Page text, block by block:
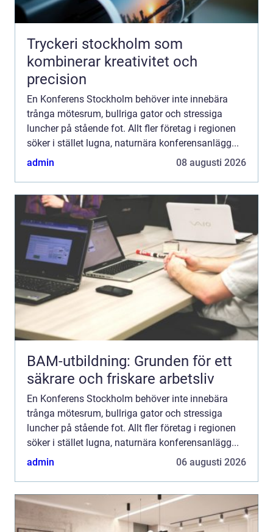
Tryckeri stockholm som
kombinerar kreativitet och
precision
En Konferens Stockholm behöver inte innebära
trånga mötesrum, bullriga gator och stressiga
luncher på stående fot. Allt fler företag i regionen
söker i stället lugna, naturnära konferensanlägg...
admin
08 augusti 2026
BAM-utbildning: Grunden för ett
säkrare och friskare arbetsliv
En Konferens Stockholm behöver inte innebära
trånga mötesrum, bullriga gator och stressiga
luncher på stående fot. Allt fler företag i regionen
söker i stället lugna, naturnära konferensanlägg...
admin
06 augusti 2026